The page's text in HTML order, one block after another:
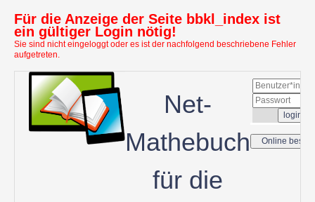
Für die Anzeige der Seite bbkl_index ist
ein gültiger Login nötig!
Sie sind nicht eingeloggt oder es ist der nachfolgend beschriebene Fehler
aufgetreten.
Net-
Mathebuch
für die